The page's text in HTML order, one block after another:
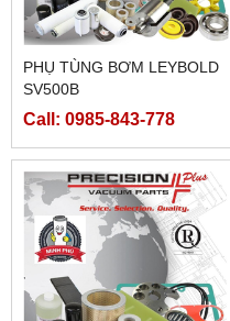
PHỤ TÙNG BƠM LEYBOLD
SV500B
Call: 0985-843-778